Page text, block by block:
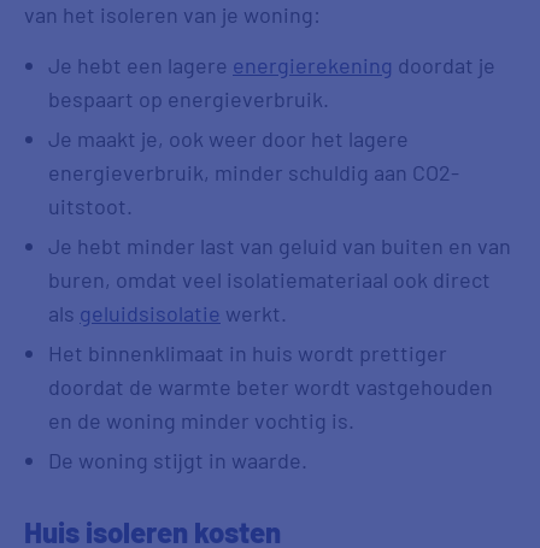
van het isoleren van je woning:
Je hebt een lagere energierekening doordat je
bespaart op energieverbruik.
Je maakt je, ook weer door het lagere
energieverbruik, minder schuldig aan CO2-
uitstoot.
Je hebt minder last van geluid van buiten en van
buren, omdat veel isolatiemateriaal ook direct
als geluidsisolatie werkt.
Het binnenklimaat in huis wordt prettiger
doordat de warmte beter wordt vastgehouden
en de woning minder vochtig is.
De woning stijgt in waarde.
Huis isoleren kosten